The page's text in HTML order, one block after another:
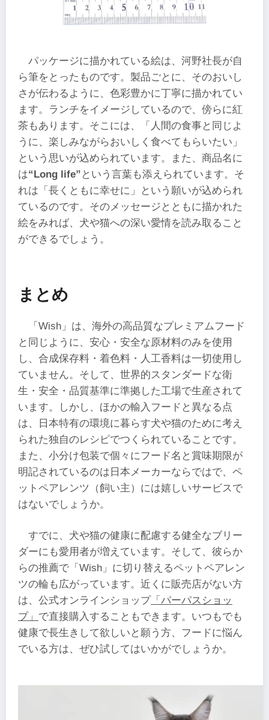
パッケージに描かれている絵は、河野社長が自
ら筆をとったものです。製品ごとに、そのおいし
さが伝わるように、色彩豊かに丁寧に描かれてい
ます。ランチをイメージしているので、傍らに紅
茶もあります。そこには、「人間の食事と同じよ
うに、楽しみながらおいしく食べてもらいたい」
という思いが込められています。また、商品名に
は“Long life” という言葉も添えられています。そ
れは「長くともに幸せに」という願いが込められ
ているのです。そのメッセージとともに描かれた
絵をみれば、犬や猫への深い愛情を読み取ること
ができるでしょう。
まとめ
「Wish」は、海外の高品質なプレミアムフード
と同じように、安心・安全な原材料のみを使用
し、合成保存料・着色料・人工香料は一切使用し
ていません。そして、世界的スタンダードな衛
生・安全・品質基準に準拠した工場で生産されて
います。しかし、ほかの輸入フードと異なる点
は、日本特有の環境に暮らす犬や猫のために考え
られた独自のレシピでつくられていることです。
また、小分け包装で個々にフード名と賞味期限が
明記されているのは日本メーカーならではで、ペ
ットペアレンツ（飼い主）には嬉しいサービスで
はないでしょうか。
すでに、犬や猫の健康に配慮する健全なブリー
ダーにも愛用者が増えています。そして、彼らか
らの推薦で「Wish」に切り替えるペットペアレン
ツの輪も広がっています。近くに販売店がない方
は、公式オンラインショップ「パーパスショッ
プ」 で直接購入することもできます。いつもでも
健康で長生きして欲しいと願う方、フードに悩ん
でいる方は、ぜひ試してはいかがでしょうか。